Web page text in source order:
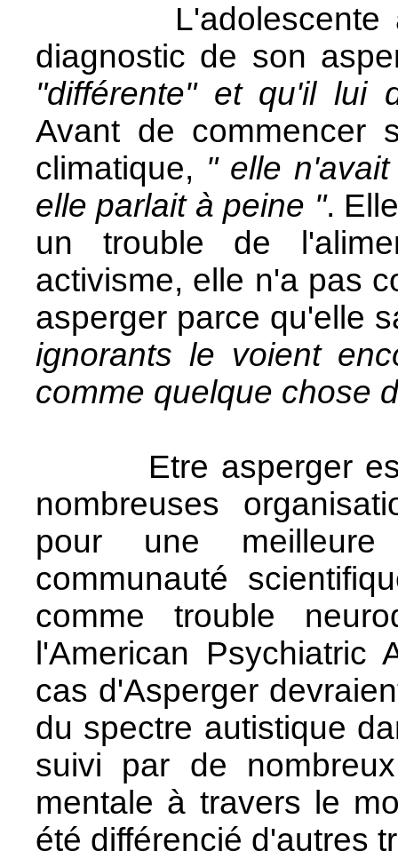
L'adolescente a
diagnostic de son
"différente" et qu'il lui
Avant de commencer
climatique, " elle
elle parlait à peine ".
un trouble de
activisme, elle n'a pas
asperger parce qu'elle
ignorants le voient
comme quelque chose
Etre asperger est
nombreuses
pour une meilleure
communauté
comme trouble
l'American
cas d'Asperger
du spectre autistique
suivi par de
mentale à travers le
été différencié d'autres